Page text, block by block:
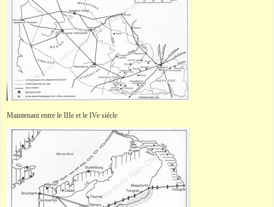
Maintenant entre le IIIe et le IVe siécle